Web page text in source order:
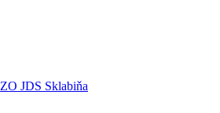
ZO JDS Sklabiňa